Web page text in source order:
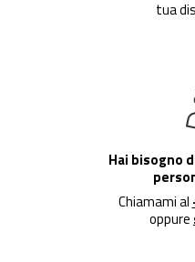
tua
Hai bisogno
Chiamami al
oppure